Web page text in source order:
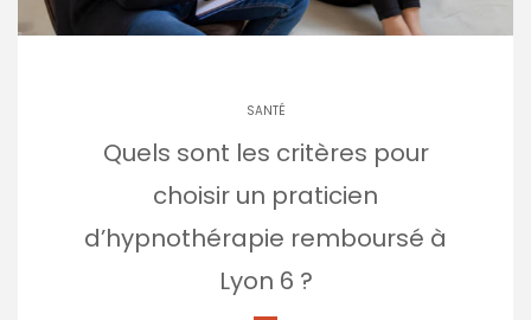
SANTÉ
Quels sont les critères pour
choisir un praticien
d’hypnothérapie remboursé à
Lyon 6 ?